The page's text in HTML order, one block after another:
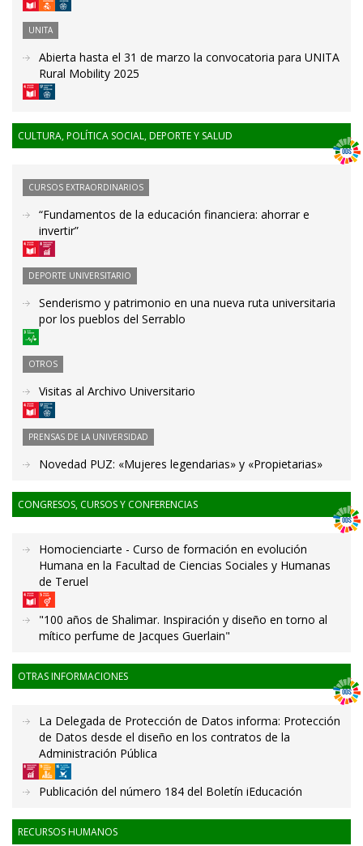
UNITA
Abierta hasta el 31 de marzo la convocatoria para UNITA
Rural Mobility 2025
CULTURA, POLÍTICA SOCIAL, DEPORTE Y SALUD
CURSOS EXTRAORDINARIOS
“Fundamentos de la educación financiera: ahorrar e
invertir”
DEPORTE UNIVERSITARIO
Senderismo y patrimonio en una nueva ruta universitaria
por los pueblos del Serrablo
OTROS
Visitas al Archivo Universitario
PRENSAS DE LA UNIVERSIDAD
Novedad PUZ: «Mujeres legendarias» y «Propietarias»
CONGRESOS, CURSOS Y CONFERENCIAS
Homocienciarte - Curso de formación en evolución
Humana en la Facultad de Ciencias Sociales y Humanas
de Teruel
"100 años de Shalimar. Inspiración y diseño en torno al
mítico perfume de Jacques Guerlain"
OTRAS INFORMACIONES
La Delegada de Protección de Datos informa: Protección
de Datos desde el diseño en los contratos de la
Administración Pública
Publicación del número 184 del Boletín iEducación
RECURSOS HUMANOS